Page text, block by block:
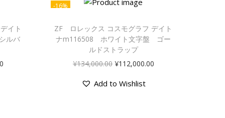
イト
ルバ
-16%
ZF ロレックス コスモグラフ デイト
ナm116508 ホワイト文字盤 ゴー
ルドストラップ
¥134,000.00 ¥112,000.00
Add to Wishlist